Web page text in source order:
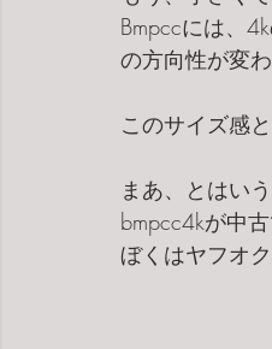
Bmpccには、
の方向性が変
このサイズ感
まあ、とはい
bmpcc4kが中
ぼくはヤフオ